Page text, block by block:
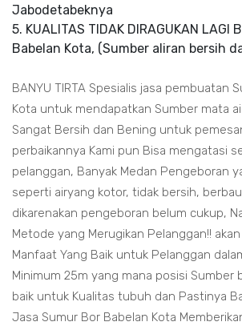
Jabodetabeknya
5. KUALITAS TIDAK DIRAGUKAN LAGI
Babelan Kota, (Sumber aliran bersih
BANYU TIRTA Spesialis jasa pembuatan
Kota untuk mendapatkan Sumber mata
Sangat Bersih dan Bening untuk
perbaikannya Kami pun Bisa mengatasi
pelanggan, Banyak Medan Pengeboran
seperti airyang kotor, tidak bersih,
dikarenakan pengeboran belum cukup,
Metode yang Merugikan Pelanggan!!
Manfaat Yang Baik untuk Pelanggan
Minimum 25m yang mana posisi Sumber
baik untuk Kualitas tubuh dan Pastinya
Jasa Sumur Bor Babelan Kota